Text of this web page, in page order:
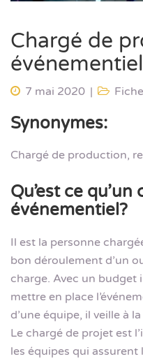
Chargé de
événementiel
7 mai 2020
Synonymes:
Chargé de production,
Qu’est ce
événementiel?
Il est la personne
bon déroulement d’un
charge. Avec un
mettre en place
d’une équipe, il veille à
Le chargé de projet est
les équipes qui